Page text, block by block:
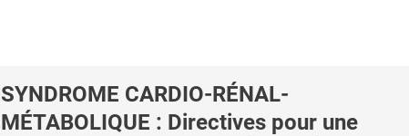
SYNDROME CARDIO-RÉNAL-
MÉTABOLIQUE : Directives pour une